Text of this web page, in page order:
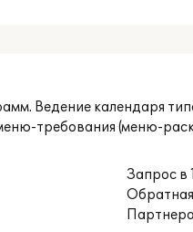
Ведение календаря
требования (меню-
Запрос в
Обратная